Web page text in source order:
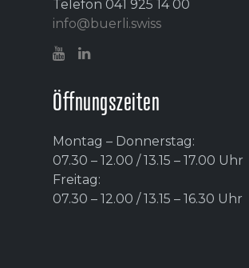
Telefon 041 925 14 00
info@buerli.swiss
Öffnungszeiten
Montag – Donnerstag:
07.30 – 12.00 / 13.15 – 17.00 Uhr
Freitag:
07.30 – 12.00 / 13.15 – 16.30 Uhr